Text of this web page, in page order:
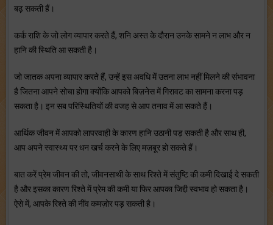
बढ़ सकती हैं।
कर्क राशि के जो लोग व्यापार करते हैं, शनि अस्त के दौरान उनके सामने न लाभ और न
हानि की स्थिति आ सकती है।
जो जातक अपना व्यापार करते हैं, उन्हें इस अवधि में उतना लाभ नहीं मिलने की संभावना
है जितना आपने सोचा होगा क्योंकि आपको बिज़नेस में गिरावट का सामना करना पड़
सकता है। इन सब परिस्थितियों की वजह से आप तनाव में आ सकते हैं।
आर्थिक जीवन में आपको लापरवाही के कारण हानि उठानी पड़ सकती है और साथ ही,
आप अपने स्वास्थ्य पर धन खर्च करने के लिए मज़बूर हो सकते हैं।
बात करें प्रेम जीवन की तो, जीवनसाथी के साथ रिश्ते में संतुष्टि की कमी दिखाई दे सकती
है और इसका कारण रिश्ते में प्रेम की कमी या फिर आपका जिद्दी स्वभाव हो सकता है।
ऐसे में, आपके रिश्ते की नींव कमज़ोर पड़ सकती है।